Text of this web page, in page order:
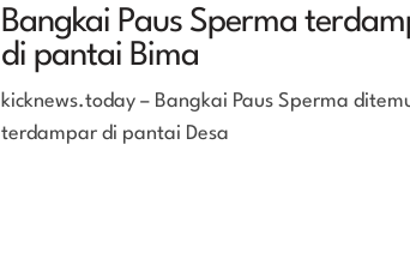
Bangkai Paus Sperma
di pantai Bima
kicknews.today – Bangkai Paus Sperma
terdampar di pantai Desa